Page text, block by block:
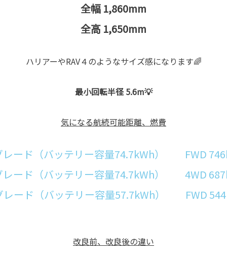
全幅 1,860mm
全高 1,650mm
ハリアーやRAV４のようなサイズ感になります🌈
最小回転半径 5.6m💡
気になる航続可能距離、燃費
レード（バッテリー容量74.7kWh） FWD
レード（バッテリー容量74.7kWh） 4WD
レード（バッテリー容量57.7kWh） FWD
改良前、改良後の違い